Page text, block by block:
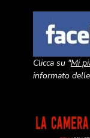
Clicca su "Mi
informato
Image